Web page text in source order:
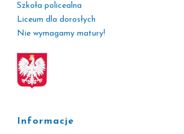
Szkoła policealna
Liceum dla dorosłych
Nie wymagamy matury!
Informacje